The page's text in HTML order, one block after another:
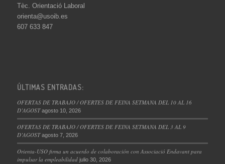
Tèc. Orientació Laboral
orienta@usoib.es
607 633 847
ÚLTIMAS ENTRADAS:
OFERTAS DE TRABAJO / OFERTES DE FEINA SETMANA DEL 10 AL 16
D’AGOST agosto 10, 2026
OFERTAS DE TRABAJO / OFERTES DE FEINA SETMANA DEL 3 AL 9
D’AGOST agosto 7, 2026
Orienta-USO firma un acuerdo de colaboración con Associació Endavant para
impulsar la empleabilidad julio 30, 2026